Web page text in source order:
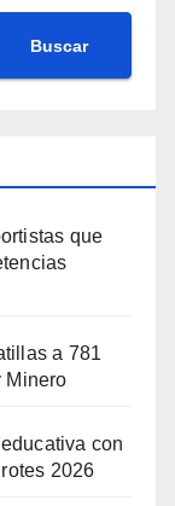
Buscar
que
a 781
Minero
con
2026